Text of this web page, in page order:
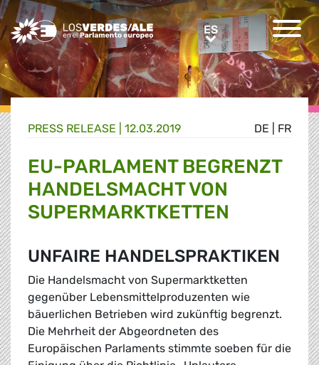
Greens/EFA Home ESES
DE FR
PRESS RELEASE | 12.03.2019
EU-PARLAMENT BEGRENZT
HANDELSMACHT VON
SUPERMARKTKETTEN
UNFAIRE HANDELSPRAKTIKEN
Die Handelsmacht von Supermarktketten
gegenüber Lebensmittelproduzenten wie
bäuerlichen Betrieben wird zukünftig begrenzt.
Die Mehrheit der Abgeordneten des
Europäischen Parlaments stimmte soeben für die